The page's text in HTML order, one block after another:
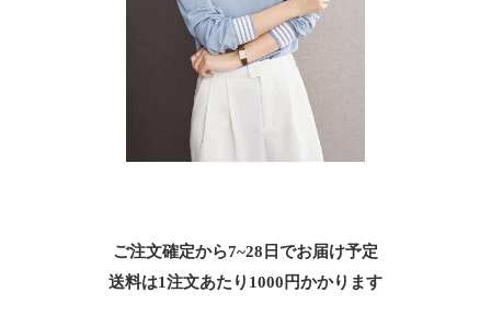
ご注文確定から7~28日でお届け予定
送料は1注文あたり 1000 円かかります